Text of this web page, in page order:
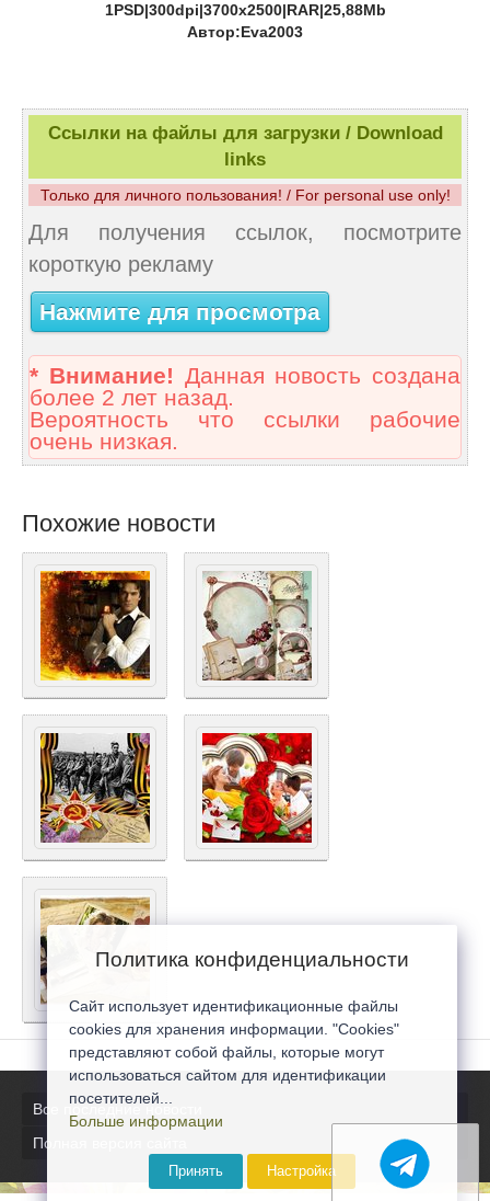
1PSD|300dpi|3700x2500|RAR|25,88Mb
Автор:Eva2003
Ссылки на файлы для загрузки / Download
links
Только для личного пользования! / For personal use only!
Для получения ссылок, посмотрите
короткую рекламу
Нажмите для просмотра
* Внимание! Данная новость создана
более 2 лет назад.
Вероятность что ссылки рабочие
очень низкая.
Похожие новости
Все последние новости
Полная версия сайта
Политика конфиденциальности
Сайт использует идентификационные файлы
cookies для хранения информации. "Cookies"
представляют собой файлы, которые могут
использоваться сайтом для идентификации
посетителей...
Больше информации
Принять Настройка